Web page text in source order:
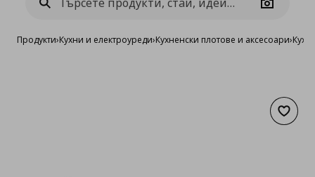
Camera
Продукти›Кухни и електроуреди›Кухненски плотове и аксесоари›